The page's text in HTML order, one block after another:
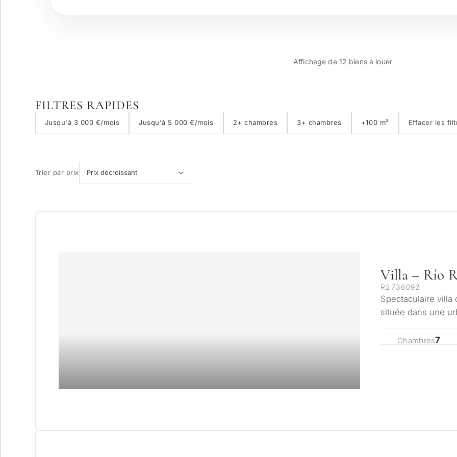
Bord de plage
Avec ascenseur Première ligne de golf
Piscine privée
Affichage de 12 biens à louer
FILTRES RAPIDES
Jusqu'à 3 000 €/mois Jusqu'à 5 000 €/mois 2+ chambres 3+ chambres +100 m² Effacer les
Trier par prix
Villa – Río
R2736092
Spectaculaire
située dans une
Chambres7